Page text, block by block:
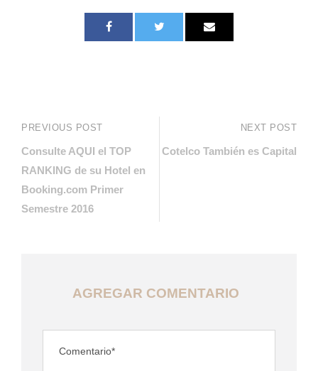
PREVIOUS POST
Consulte AQUI el TOP
RANKING de su Hotel en
Booking.com Primer
Semestre 2016
NEXT POST
Cotelco También es Capital
AGREGAR COMENTARIO